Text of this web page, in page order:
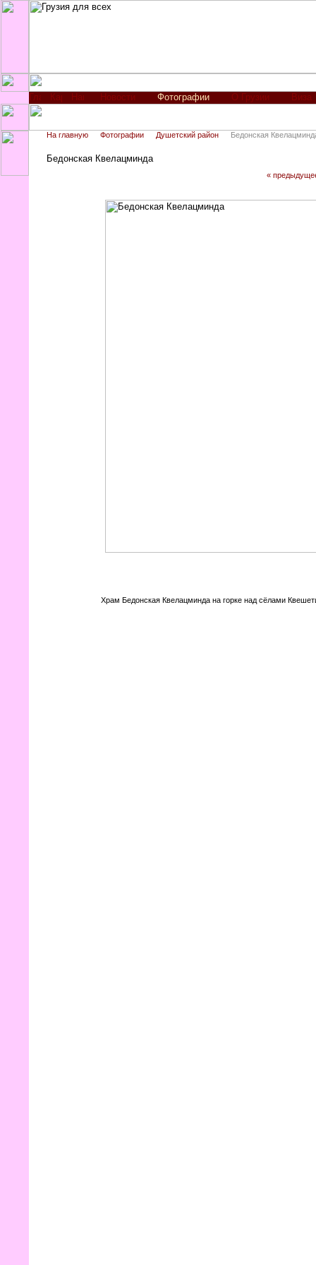
Новости Фотографии О Грузии Виза
На главную Фотографии Душетский район Бедонская
Бедонская Квелацминда
«
Храм Бедонская Квелацминда на горке над сёлами